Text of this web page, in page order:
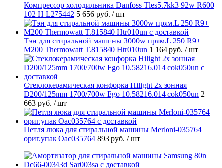
Компрессор холодильника Danfoss Tles5.7kk3 92w R600
102 H L275442 5 656 руб. / шт
Тэн для стиральной машины 3000w прям.L 250 R9+
M200 Thermowatt T.815840 Htr010un 1 164 руб. / шт
Стеклокерамическая конфорка Hilight 2х зонная
D200/125mm 1700/700w Ego 10.58216.014 cok050un 2
663 руб. / шт
Петля люка для стиральной машины Merloni-035764
ориг.упак Oac035764 893 руб. / шт